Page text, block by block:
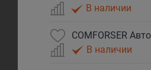
В наличии
COMFORSER
В наличии